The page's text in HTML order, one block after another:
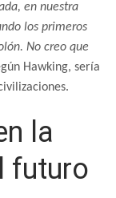
en nuestra
los primeros
No creo que
Hawking, sería
la
futuro